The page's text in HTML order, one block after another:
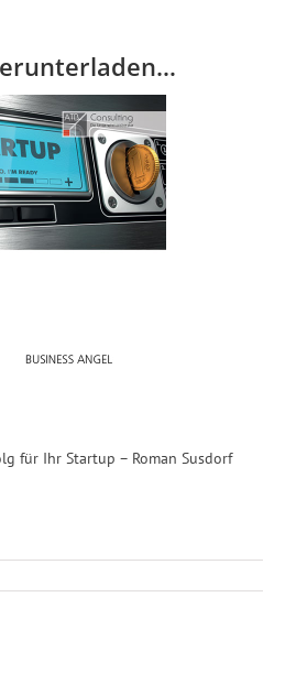
für Ihr Startup – Roman Susdorf